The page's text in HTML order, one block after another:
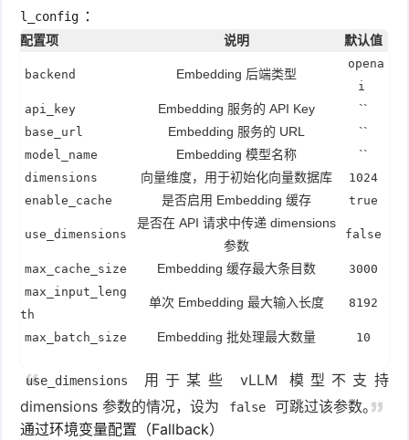
l_config ：
配置项 说明 默认值
backend Embedding 后端类型
opena
i
api_key
Embedding 服务的 API Key ``
base_url Embedding 服务的 URL ``
model_name Embedding 模型名称 ``
dimensions 向量维度，用于初始化向量数据库
1024
enable_cache
是否启用 Embedding 缓存 true
use_dimensions
是否在 API 请求中传递 dimensions
参数
false
max_cache_size Embedding 缓存最大条目数
3000
max_input_leng
th
单次 Embedding 最大输入长度 8192
max_batch_size Embedding 批处理最大数量 10
use_dimensions
用于某些 vLLM 模型不支持
dimensions 参数的情况，设为
false
可跳过该参数。
通过环境变量配置（Fallback）